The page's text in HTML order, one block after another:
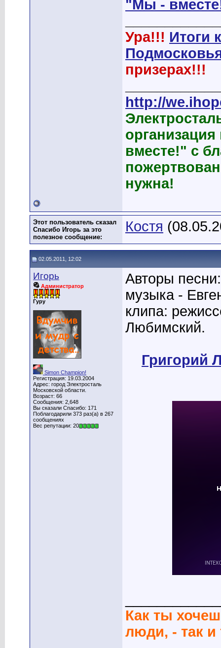
"Мы -
Ура!!! Итоги
призерах!!!
http://
вместе!" с
нужна!
Этот пользователь сказал
Спасибо Игорь за это
полезное сообщение:
Костя
02.05.2011, 12:02
Игорь
Администратор
Гуру
Simon Champion!
Регистрация: 19.03.2004
Адрес: город Электросталь
Московской области.
Возраст: 66
Сообщения: 2,648
Вы сказали Спасибо: 171
Поблагодарили 373 раз(а) в 267
сообщениях
Вес репутации: 20
Авторы
музыка -
клипа:
Любимский.
Григорий
Как ты
люди, - так